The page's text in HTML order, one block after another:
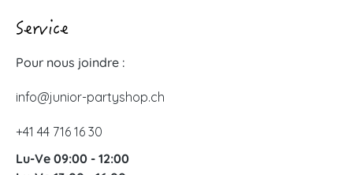
Service
Pour nous joindre :
info@junior-partyshop.ch
+41 44 716 16 30
Lu-Ve 09:00 - 12:00